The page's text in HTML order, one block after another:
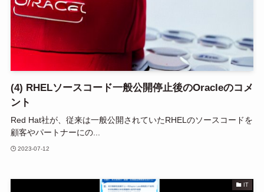
(4) RHELソースコード一般公開停止後のOracleのコメ
ント
Red Hat社が、従来は一般公開されていたRHELのソースコードを
顧客やパートナーにの...
2023-07-12
IT